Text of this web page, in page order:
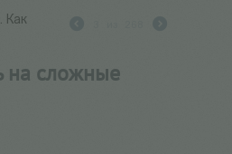
Как
на сложные